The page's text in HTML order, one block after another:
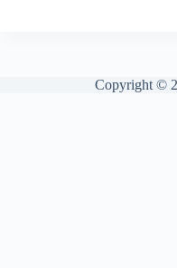
Copyright ©